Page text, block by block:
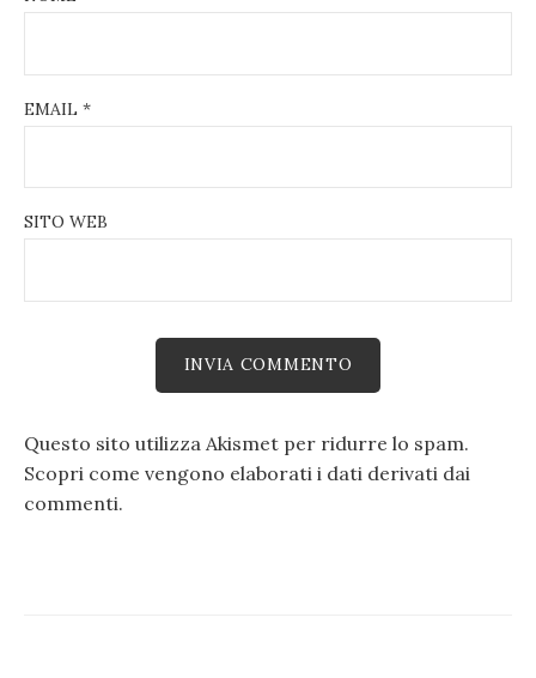
EMAIL *
SITO WEB
Questo sito utilizza Akismet per ridurre lo spam.
Scopri come vengono elaborati i dati derivati dai
commenti.